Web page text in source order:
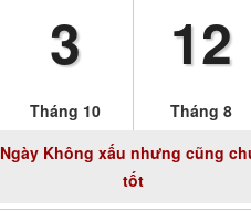
3
Tháng 10
12
Tháng 8
NgàyKhông xấu nhưng cũng
tốt